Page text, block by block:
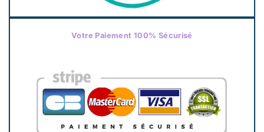
Votre Paiement 100% Sécurisé